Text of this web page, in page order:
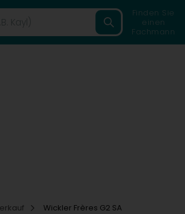
Finden Sie
einen
Fachmann
Wickler Frères G2 SA